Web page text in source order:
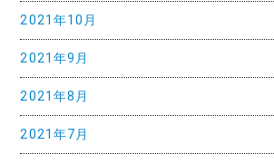
2021年10月
2021年9月
2021年8月
2021年7月